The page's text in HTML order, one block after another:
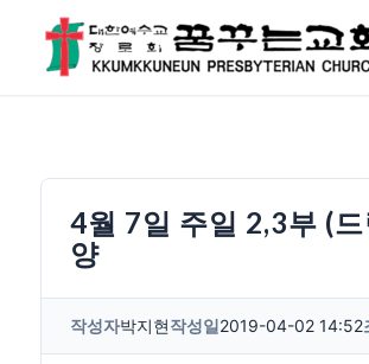
4월 7일 주일 2,3부 (
양
작성자박지현작성일2019-04-02 14:52